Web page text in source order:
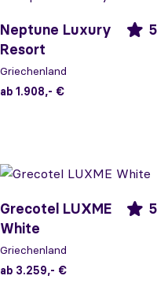
Neptune Luxury
Resort
5
Griechenland
ab 1.908,- €
Grecotel LUXME
White
5
Griechenland
ab 3.259,- €